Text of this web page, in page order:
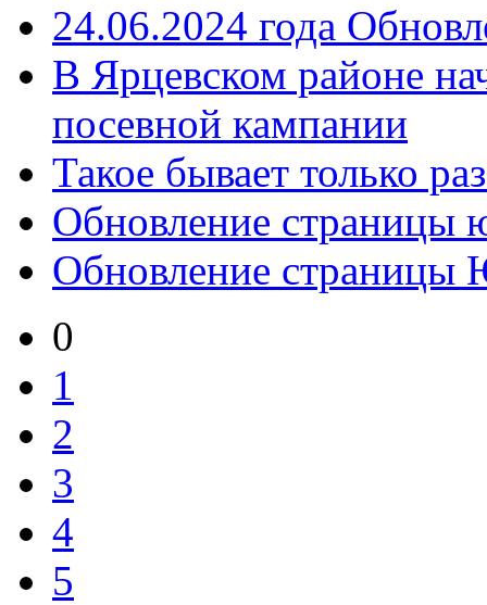
24.06.2024 года
В Ярцевском районе
посевной кампании
Такое бывает только
Обновление страницы
Обновление страницы
0
1
2
3
4
5